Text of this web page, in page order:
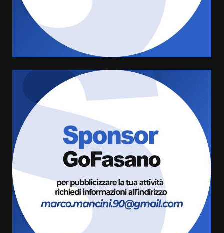
cittadina di Fratelli d’Italia,
pronta a tornare in Consiglio
comunale
Cura dei beni comuni e
cittadinanza attiva: online
l’avviso per la gestione
condivisa della Villetta di
Laureto
La magia del Minareto e la prima
assoluta de “L’Albergo
Belvedere. Il rapimento”
6 Agosto 2026 06:15
“I Contestatori: Musica di
Rivoluzione”: nuovo
appuntamento con “Fasano in
Banda”
7 Agosto 2026 06:05